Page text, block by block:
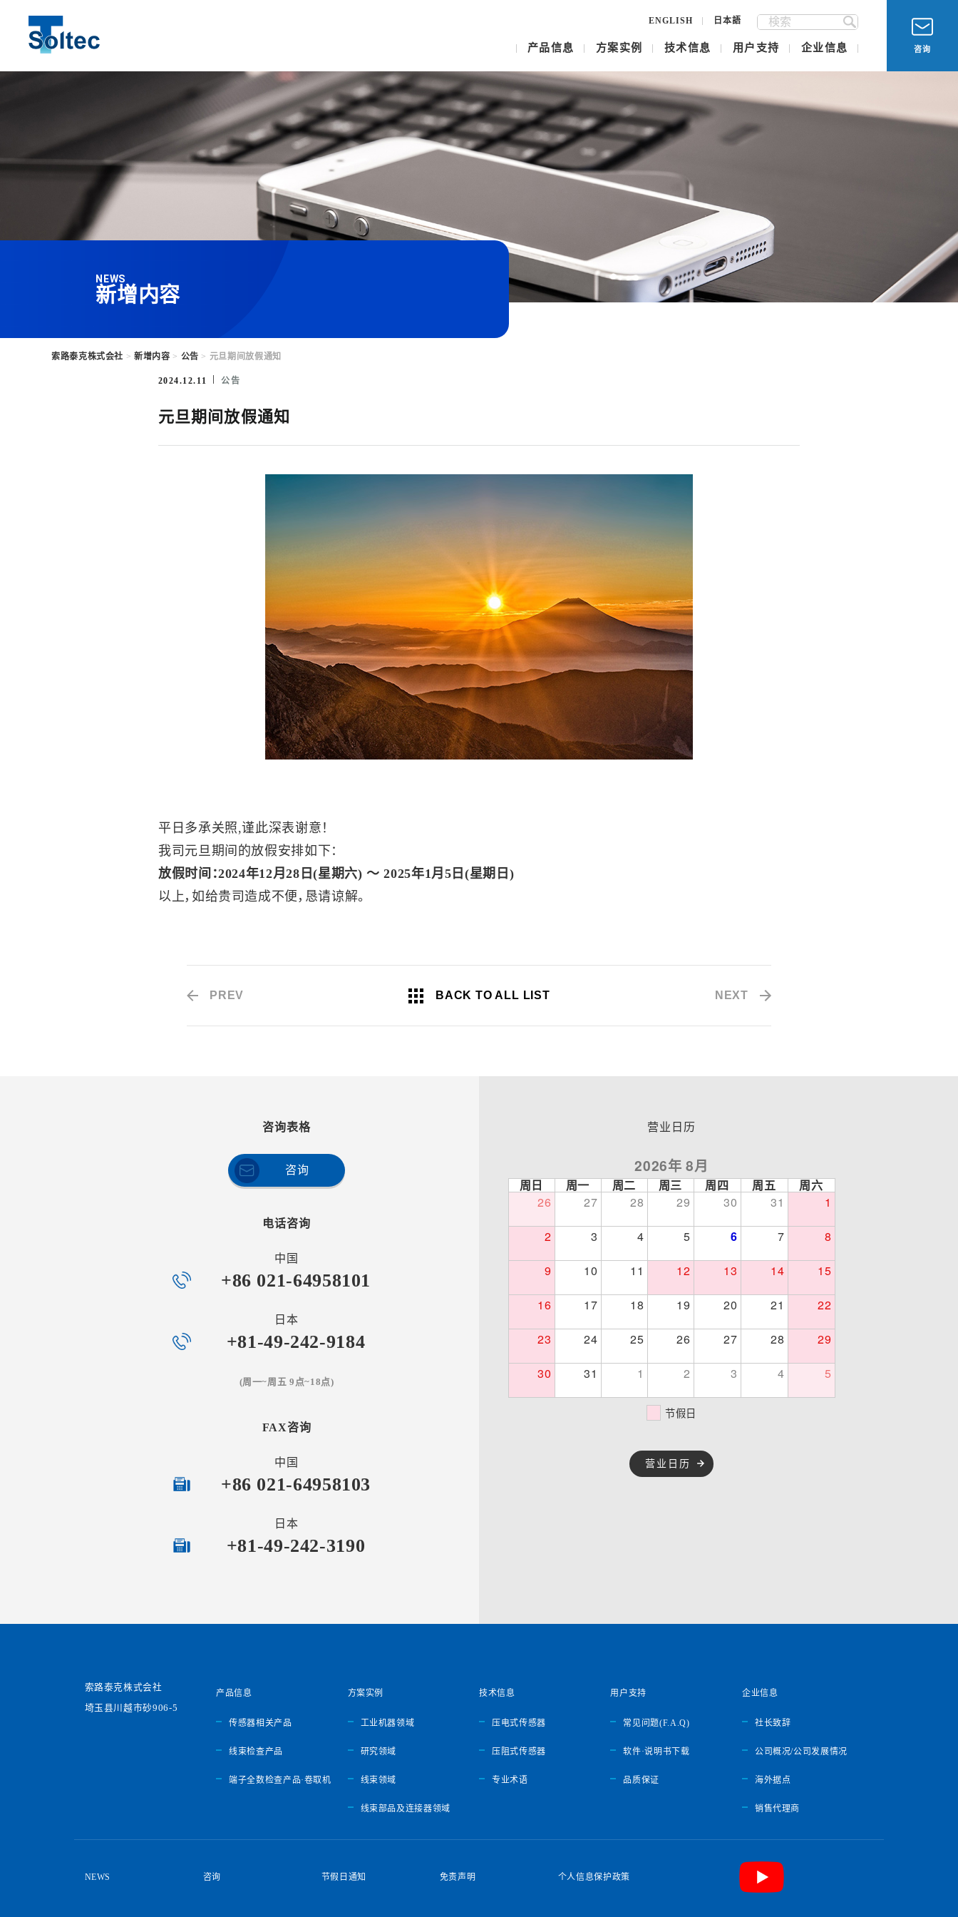
产品信息 方案实例 技术信息 用户支持 企业信息
ENGLISH 日本語
咨询
NEWS
新增内容
索路泰克株式会社 >新增内容 > 公告 > 元旦期间放假通知
2024.12.11 公告
元旦期间放假通知
平日多承关照,谨此深表谢意！
我司元旦期间的放假安排如下：
放假时间：2024年12月28日(星期六) ～ 2025年1月5日(星期日)
以上，如给贵司造成不便，恳请谅解。
PREV BACK TO ALL LIST NEXT
咨询表格
咨询
电话咨询
中国
+86 021-64958101
日本
+81-49-242-9184
(周一~周五 9点~18点)
FAX咨询
中国
+86 021-64958103
日本
+81-49-242-3190
营业日历
2026年 8月
周日 周一 周二 周三 周四 周五
周六
26
27 28 29 30 31 1
2 3 4 5 6 7 8
9 10 11 12 13 14 15
16 17 18 19 20 21 22
23 24 25 26 27 28 29
30 31 1 2 3 4 5
节假日
营业日历
索路泰克株式会社
埼玉县川越市砂906-5
产品信息
传感器相关产品
线束检查产品
端子全数检查产品·卷取机
方案实例
工业机器领域
研究领域
线束领域
线束部品及连接器领域
技术信息
压电式传感器
压阻式传感器
专业术语
用户支持
常见问题(F.A.Q)
软件·说明书下载
品质保证
企业信息
社长致辞
公司概况/公司发展情况
海外据点
销售代理商
NEWS 咨询 节假日通知 免责声明 个人信息保护政策